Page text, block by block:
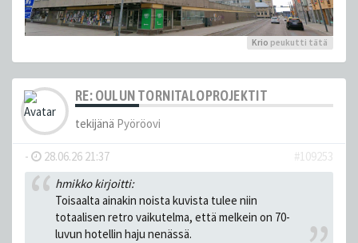
Krio peukutti tätä
RE: OULUN TORNITALOPROJEKTIT
tekijänä Pyöröovi
- 28.06.26 21:37
#109253
hmikko kirjoitti:
Toisaalta ainakin noista kuvista tulee niin
totaalisen retro vaikutelma, että melkein on 70-
luvun hotellin haju nenässä.